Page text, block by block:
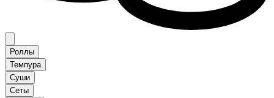
Роллы
Темпура
Суши
Сеты